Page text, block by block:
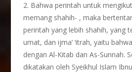
2. Bahwa perintah untuk
memang shahih- , maka
perintah yang lebih shahih, yang
umat, dan ijma’ ‘itrah, yaitu
dengan Al-Kitab dan As-Sunnah.
dikatakan oleh Syeikhul Islam